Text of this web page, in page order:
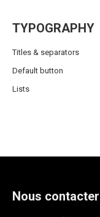
TYPOGRAPHY
Titles & separators
Default button
Lists
Nous contacter